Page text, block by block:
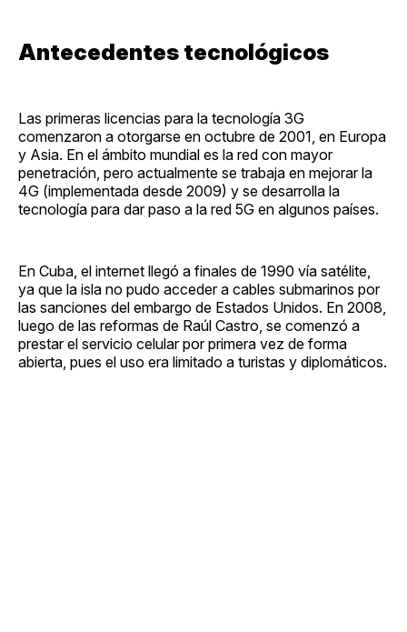
Antecedentes tecnológicos
Las primeras licencias para la tecnología 3G
comenzaron a otorgarse en octubre de 2001, en Europa
y Asia. En el ámbito mundial es la red con mayor
penetración, pero actualmente se trabaja en mejorar la
4G (implementada desde 2009) y se desarrolla la
tecnología para dar paso a la red 5G en algunos países.
En Cuba, el internet llegó a finales de 1990 vía satélite,
ya que la isla no pudo acceder a cables submarinos por
las sanciones del embargo de Estados Unidos. En 2008,
luego de las reformas de Raúl Castro, se comenzó a
prestar el servicio celular por primera vez de forma
abierta, pues el uso era limitado a turistas y diplomáticos.